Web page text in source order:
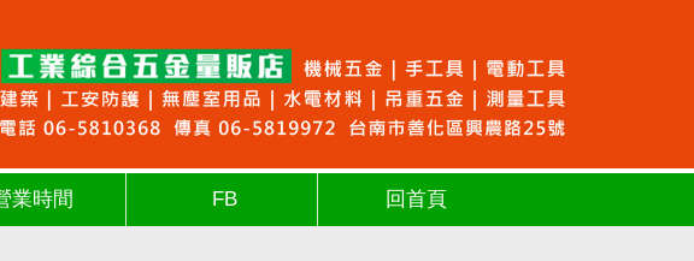
業時間 FB 回首頁